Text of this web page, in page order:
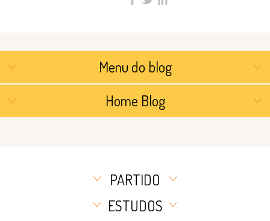
Menu do blog
Home Blog
PARTIDO
ESTUDOS